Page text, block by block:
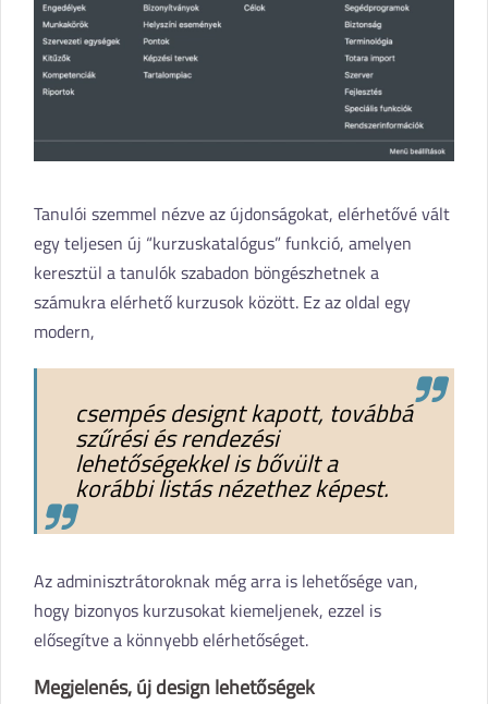
Tanulói szemmel nézve az újdonságokat, elérhetővé vált
egy teljesen új “kurzuskatalógus” funkció, amelyen
keresztül a tanulók szabadon böngészhetnek a
számukra elérhető kurzusok között. Ez az oldal egy
modern,
csempés designt kapott, továbbá
szűrési és rendezési
lehetőségekkel is bővült a
korábbi listás nézethez képest.
Az adminisztrátoroknak még arra is lehetősége van,
hogy bizonyos kurzusokat kiemeljenek, ezzel is
elősegítve a könnyebb elérhetőséget.
Megjelenés, új design lehetőségek